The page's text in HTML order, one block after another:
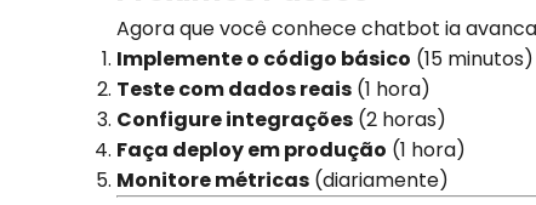
Agora que você conhece chatbot ia
Implemente o código básico (15 minutos)
Teste com dados reais (1 hora)
Configure integrações (2 horas)
Faça deploy em produção (1 hora)
Monitore métricas (diariamente)